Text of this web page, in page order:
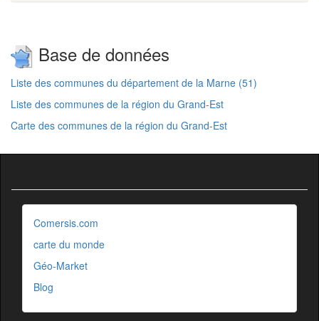
Base de données
Liste des communes du département de la Marne (51)
Liste des communes de la région du Grand-Est
Carte des communes de la région du Grand-Est
Comersis.com
carte du monde
Géo-Market
Blog